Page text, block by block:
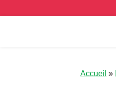
Accueil »